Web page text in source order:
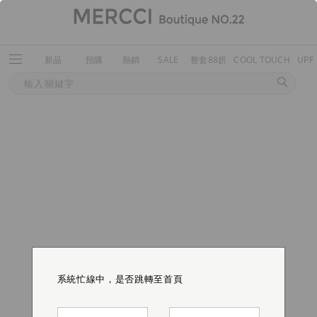
新品 預購 熱銷 SALE 整套88折 COOL TOUCH
系統忙線中，是否跳轉至首頁
系統忙線中，是否跳轉至首頁
系統忙線中，是否跳轉至首頁
系統忙線中，是否跳轉至首頁
系統忙線中，是否跳轉至首頁